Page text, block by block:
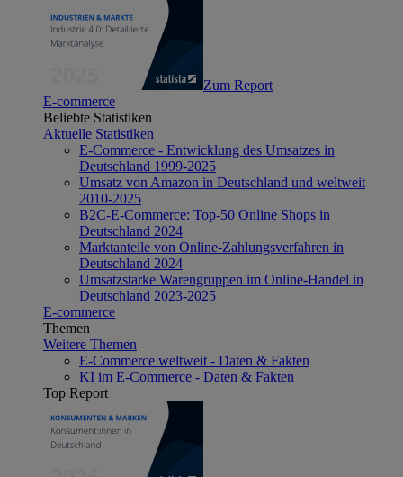
Zum Report
E-commerce
Beliebte Statistiken
Aktuelle Statistiken
E-Commerce - Entwicklung des Umsatzes in
Deutschland 1999-2025
Umsatz von Amazon in Deutschland und weltweit
2010-2025
B2C-E-Commerce: Top-50 Online Shops in
Deutschland 2024
Marktanteile von Online-Zahlungsverfahren in
Deutschland 2024
Umsatzstarke Warengruppen im Online-Handel in
Deutschland 2023-2025
E-commerce
Themen
Weitere Themen
E-Commerce weltweit - Daten & Fakten
KI im E-Commerce - Daten & Fakten
Top Report